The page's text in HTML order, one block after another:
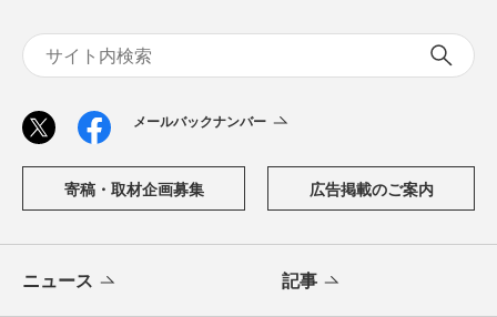
メールバックナンバー
寄稿・取材企画募集 広告掲載のご案内
ニュース 記事